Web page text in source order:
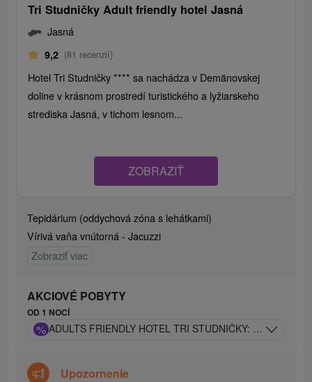
Tri Studničky Adult friendly hotel Jasná
Jasná
9,2 (81 recenzií)
Hotel Tri Studničky **** sa nachádza v Demänovskej
doline v krásnom prostredí turistického a lyžiarskeho
strediska Jasná, v tichom lesnom...
ZOBRAZIŤ
Tepidárium (oddychová zóna s lehátkami)
Vírivá vaňa vnútorná - Jacuzzi
Zobraziť viac
AKCIOVÉ POBYTY
OD 1 NOCÍ
% ADULTS FRIENDLY HOTEL TRI STUDNIČKY: WELLNESS
Upozornenie